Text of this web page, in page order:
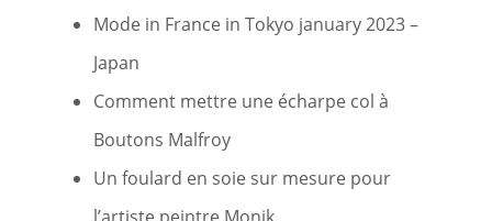
Mode in France in Tokyo january 2023 –
Japan
Comment mettre une écharpe col à
Boutons Malfroy
Un foulard en soie sur mesure pour